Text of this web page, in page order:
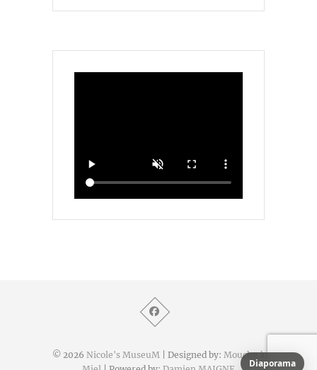
© 2026 Nicole's MuseuM | Designed by: Mouche à
Diaporama